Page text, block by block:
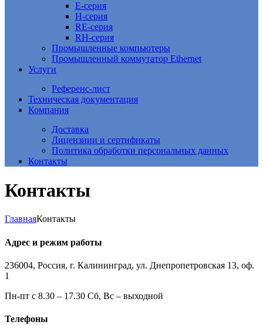
E-серия
H-серия
RE-серия
RH-серия
Промышленные компьютеры
Промышленный коммутатор Ethernet
Услуги
Референс-лист
Техническая документация
Компания
Доставка
Лицензиии и сертификаты
Политика обработки персональных данных
Контакты
Контакты
ГлавнаяКонтакты
Адрес и режим работы
236004, Россия, г. Калининград, ул. Днепропетровская 13, оф.
1
Пн-пт с 8.30 – 17.30 Сб, Вс – выходной
Телефоны